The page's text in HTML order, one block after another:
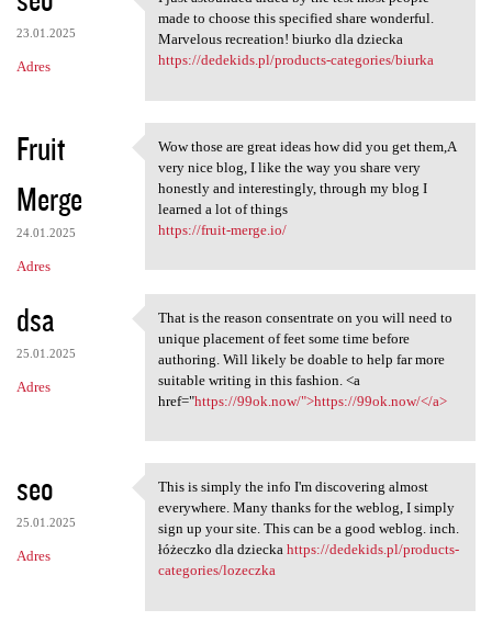
23.01.2025
Adres
I just astounded aided by the
made to choose this specified share wonderful.
Marvelous recreation! biurko dla dziecka
https://dedekids.pl/products-categories/biurka
Fruit
Merge
24.01.2025
Adres
Wow those are great ideas how
Wow those are great ideas how did you get them,A
very nice blog, I like the way you share very
honestly and interestingly, through my blog I
learned a lot of things
https://fruit-merge.io/
dsa
25.01.2025
Adres
That is the reason
That is the reason consentrate on you will need to
unique placement of feet some time before
authoring. Will likely be doable to help far more
suitable writing in this fashion. <a
href="https://99ok.now/">https://99ok.now/</a>
seo
25.01.2025
Adres
This is simply the info I'm
This is simply the info I'm discovering almost
everywhere. Many thanks for the weblog, I simply
sign up your site. This can be a good weblog. inch.
łóżeczko dla dziecka https://dedekids.pl/products-
categories/lozeczka